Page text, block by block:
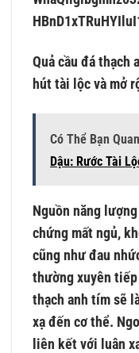
Quả cầu đá thạch
hút tài lộc và mở
Có Thể Bạn
Dậu: Rước Tài
Nguồn năng
chứng mất ngủ,
cũng như đau
thường xuyên
thạch anh tím sẽ
xạ đến cơ thể.
liên kết với luân